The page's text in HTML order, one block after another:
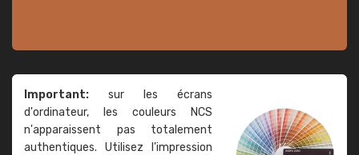
Important: sur les écrans
d'ordinateur, les couleurs NCS
n'apparaissent pas totalement
authentiques. Utilisez l'impression